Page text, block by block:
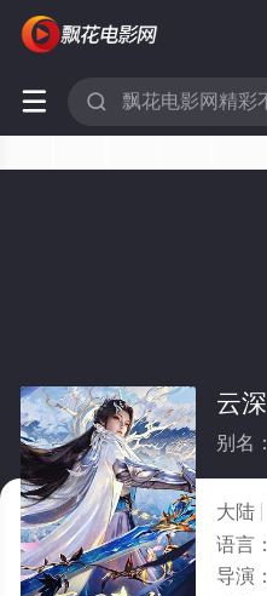
 
大陆
语言：
导演：